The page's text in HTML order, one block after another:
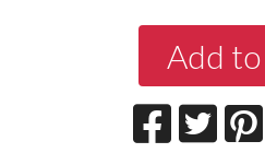
Add